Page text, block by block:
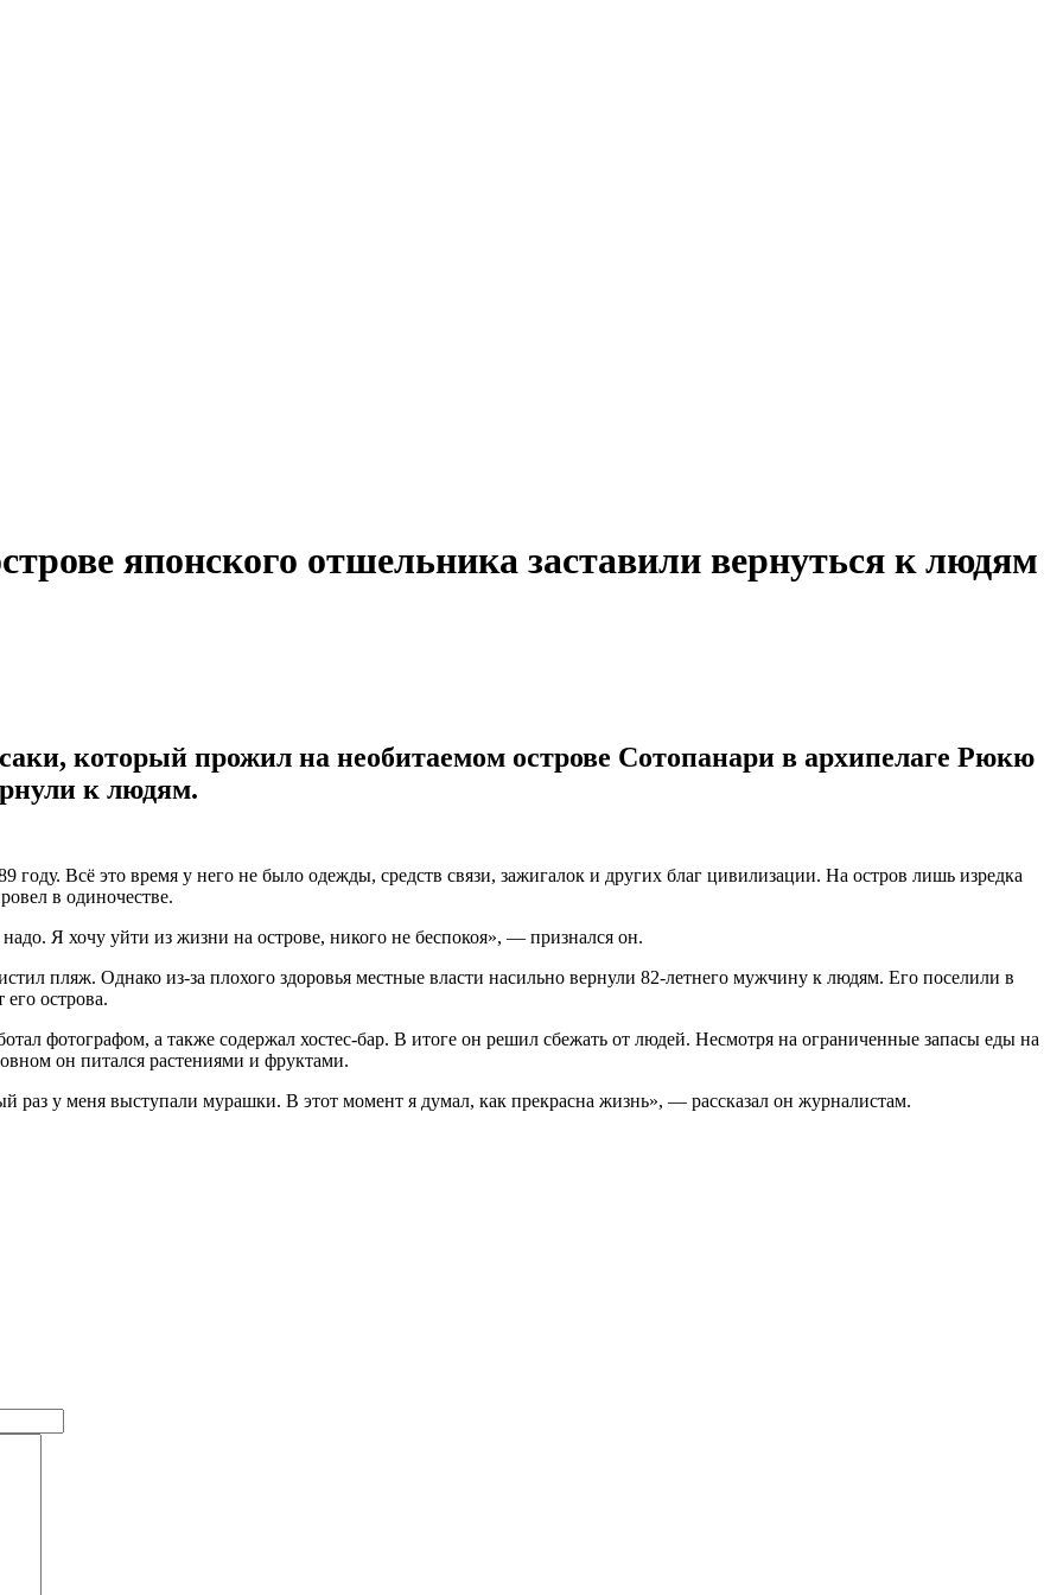
японского отшельника заставили вернуться к людям
который прожил на необитаемом острове Сотопанари в архипелаге Рюкю
к людям.
году. Всё это время у него не было одежды, средств связи, зажигалок и других благ цивилизации. На остров лишь изредка
в одиночестве.
Я хочу уйти из жизни на острове, никого не беспокоя», — признался он.
пляж. Однако из-за плохого здоровья местные власти насильно вернули 82-летнего мужчину к людям. Его поселили в
острова.
фотографом, а также содержал хостес-бар. В итоге он решил сбежать от людей. Несмотря на ограниченные запасы еды на
он питался растениями и фруктами.
у меня выступали мурашки. В этот момент я думал, как прекрасна жизнь», — рассказал он журналистам.